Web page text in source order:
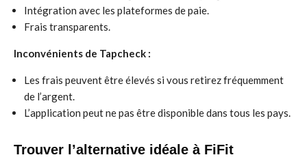
Intégration avec les plateformes de paie.
Frais transparents.
Inconvénients de Tapcheck :
Les frais peuvent être élevés si vous retirez fréquemment
de l’argent.
L’application peut ne pas être disponible dans tous les pays.
Trouver l’alternative idéale à FiFit